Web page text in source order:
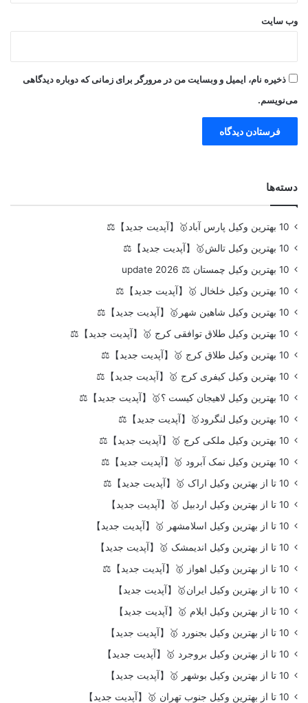
وب‌ سایت
ذخیره نام، ایمیل و وبسایت من در مرورگر برای زمانی که دوباره دیدگاهی
می‌نویسم.
دسته‌ها
10 بهترین وکیل پارس آباد🥇【آپدیت جدید】⚖️
10 بهترین وکیل تالش🥇【آپدیت جدید】⚖️
10 بهترین وکیل چمستان ⚖️ update 2026
10 بهترین وکیل خلخال 🥇【آپدیت جدید】⚖️
10 بهترین وکیل شاهین شهر🥇【آپدیت جدید】⚖️
10 بهترین وکیل طلاق توافقی کرج 🥇【آپدیت جدید】⚖️
10 بهترین وکیل طلاق کرج 🥇【آپدیت جدید】⚖️
10 بهترین وکیل کیفری کرج 🥇【آپدیت جدید】⚖️
10 بهترین وکیل لاهیجان کیست ؟🥇【آپدیت جدید】⚖️
10 بهترین وکیل لنگرود🥇【آپدیت جدید】⚖️
10 بهترین وکیل ملکی کرج 🥇【آپدیت جدید】⚖️
10 بهترین وکیل نمک آبرود 🥇【آپدیت جدید】⚖️
10 تا از بهترین وکیل اراک 🥇【آپدیت جدید】⚖️
10 تا از بهترین وکیل اردبیل 🥇【آپدیت جدید】
10 تا از بهترین وکیل اسلامشهر 🥇【آپدیت جدید】
10 تا از بهترین وکیل اندیمشک 🥇【آپدیت جدید】
10 تا از بهترین وکیل اهواز 🥇【آپدیت جدید】⚖️
10 تا از بهترین وکیل ایران🥇【آپدیت جدید】
10 تا از بهترین وکیل ایلام 🥇【آپدیت جدید】
10 تا از بهترین وکیل بجنورد 🥇【آپدیت جدید】
10 تا از بهترین وکیل بروجرد 🥇【آپدیت جدید】
10 تا از بهترین وکیل بوشهر 🥇【آپدیت جدید】
10 تا از بهترین وکیل جنوب تهران 🥇【آپدیت جدید】